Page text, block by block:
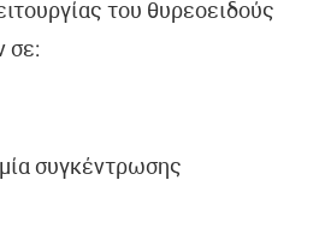
του θυρεοειδούς
σε:
συγκέντρωσης